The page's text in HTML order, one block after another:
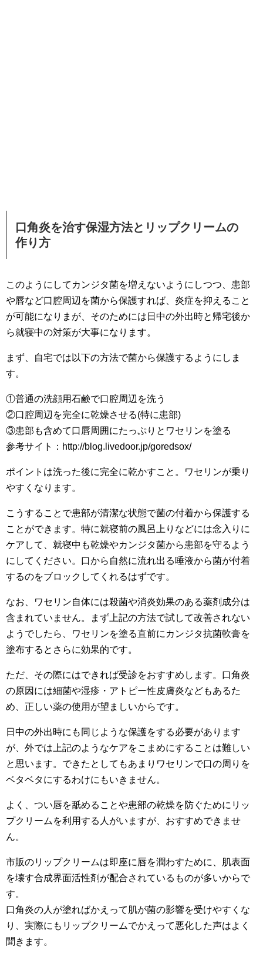
口角炎を治す保湿方法とリップクリームの
作り方
このようにしてカンジタ菌を増えないようにしつつ、患部
や唇など口腔周辺を菌から保護すれば、炎症を抑えること
が可能になりまが、そのためには日中の外出時と帰宅後か
ら就寝中の対策が大事になります。
まず、自宅では以下の方法で菌から保護するようにしま
す。
①普通の洗顔用石鹸で口腔周辺を洗う
②口腔周辺を完全に乾燥させる(特に患部)
③患部も含めて口唇周囲にたっぷりとワセリンを塗る
参考サイト：http://blog.livedoor.jp/goredsox/
ポイントは洗った後に完全に乾かすこと。ワセリンが乗り
やすくなります。
こうすることで患部が清潔な状態で菌の付着から保護する
ことができます。特に就寝前の風呂上りなどには念入りに
ケアして、就寝中も乾燥やカンジタ菌から患部を守るよう
にしてください。口から自然に流れ出る唾液から菌が付着
するのをブロックしてくれるはずです。
なお、ワセリン自体には殺菌や消炎効果のある薬剤成分は
含まれていません。まず上記の方法で試して改善されない
ようでしたら、ワセリンを塗る直前にカンジタ抗菌軟膏を
塗布するとさらに効果的です。
ただ、その際にはできれば受診をおすすめします。口角炎
の原因には細菌や湿疹・アトピー性皮膚炎などもあるた
め、正しい薬の使用が望ましいからです。
日中の外出時にも同じような保護をする必要があります
が、外では上記のようなケアをこまめにすることは難しい
と思います。できたとしてもあまりワセリンで口の周りを
ベタベタにするわけにもいきません。
よく、つい唇を舐めることや患部の乾燥を防ぐためにリッ
プクリームを利用する人がいますが、おすすめできませ
ん。
市販のリップクリームは即座に唇を潤わすために、肌表面
を壊す合成界面活性剤が配合されているものが多いからで
す。
口角炎の人が塗ればかえって肌が菌の影響を受けやすくな
り、実際にもリップクリームでかえって悪化した声はよく
聞きます。